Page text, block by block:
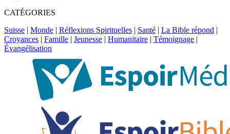
CATÉGORIES
Suisse | Monde | Réflexions Spirituelles | Santé | La Bible répond |
Croyances | Famille | Jeunesse | Humanitaire | Témoignage |
Évangélisation